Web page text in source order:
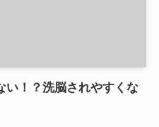
い！？洗脳されやすくな